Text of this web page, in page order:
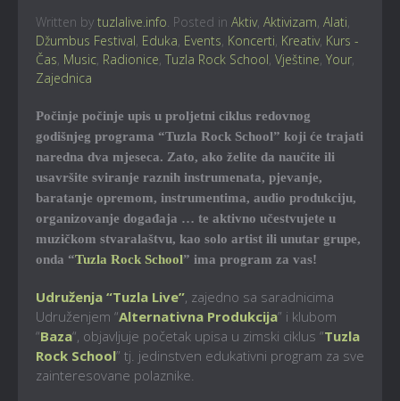
Written by tuzlalive.info. Posted in Aktiv, Aktivizam, Alati,
Džumbus Festival, Eduka, Events, Koncerti, Kreativ, Kurs -
Čas, Music, Radionice, Tuzla Rock School, Vještine, Your,
Zajednica
Počinje počinje upis u proljetni ciklus redovnog
godišnjeg programa “Tuzla Rock School” koji će trajati
naredna dva mjeseca. Zato, ako želite da naučite ili
usavršite sviranje raznih instrumenata, pjevanje,
baratanje opremom, instrumentima, audio produkciju,
organizovanje događaja … te aktivno učestvujete u
muzičkom stvaralaštvu, kao solo artist ili unutar grupe,
onda “Tuzla Rock School” ima program za vas!
Udruženja “Tuzla Live”, zajedno sa saradnicima
Udruženjem “Alternativna Produkcija” i klubom
“Baza“, objavljuje početak upisa u zimski ciklus “Tuzla
Rock School” tj. jedinstven edukativni program za sve
zainteresovane polaznike.